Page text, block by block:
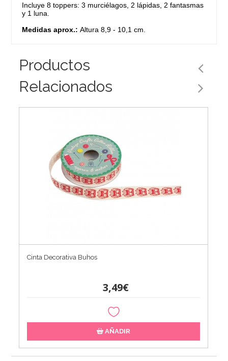
Incluye 8 toppers: 3 murciélagos, 2 lápidas, 2 fantasmas
y 1 luna.
Medidas aprox.:Altura 8,9 - 10,1 cm.
Productos
Relacionados
Cinta Decorativa Buhos
3,49€
AÑADIR